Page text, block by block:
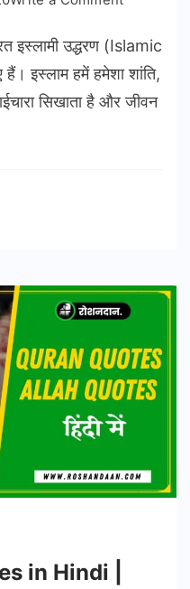
Islamic
Quotes
in
इस्लामी उद्धरण (Islamic
इस्लाम हमें हमेशा शांति,
सिखाता है और जीवन
in Hindi |